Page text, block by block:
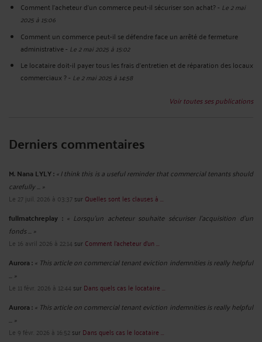
Comment l’acheteur d’un commerce peut-il sécuriser son achat?- Le 2 mai
2025 à 15:06
Comment un commerce peut-il se défendre face un arrêté de fermeture
administrative- Le 2 mai 2025 à 15:02
Le locataire doit-il payer tous les frais d’entretien et de réparation des locaux
commerciaux ?- Le 2 mai 2025 à 14:58
Voir toutes ses publications
Derniers commentaires
M. Nana LYLY :« I think this is a useful reminder that commercial tenants should
carefully ... »
Le 27 juil. 2026 à 03:37sur Quelles sont les clauses à ...
fullmatchreplay : « Lorsqu’un acheteur souhaite sécuriser l’acquisition d’un
fonds ... »
Le 16 avril 2026 à 22:14 sur Comment l’acheteur d’un ...
Aurora :« This article on commercial tenant eviction indemnities is really helpful
... »
Le 11 févr. 2026 à 12:44 sur Dans quels cas le locataire ...
Aurora :« This article on commercial tenant eviction indemnities is really helpful
... »
Le 9 févr. 2026 à 16:52sur Dans quels cas le locataire ...